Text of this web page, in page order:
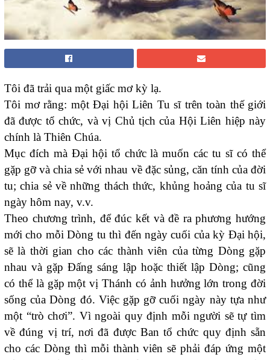
Tôi đã trải qua một giấc mơ kỳ lạ.
Tôi mơ rằng: một Đại hội Liên Tu sĩ trên toàn thế giới
đã được tổ chức, và vị Chủ tịch của Hội Liên hiệp này
chính là Thiên Chúa.
Mục đích mà Đại hội tổ chức là muốn các tu sĩ có thể
gặp gỡ và chia sẻ với nhau về đặc sủng, căn tính của đời
tu; chia sẻ về những thách thức, khủng hoảng của tu sĩ
ngày hôm nay, v.v.
Theo chương trình, để đúc kết và đề ra phương hướng
mới cho mỗi Dòng tu thì đến ngày cuối của kỳ Đại hội,
sẽ là thời gian cho các thành viên của từng Dòng gặp
nhau và gặp Đấng sáng lập hoặc thiết lập Dòng; cũng
có thể là gặp một vị Thánh có ảnh hưởng lớn trong đời
sống của Dòng đó. Việc gặp gỡ cuối ngày này tựa như
một “trò chơi”. Vì ngoài quy định mỗi người sẽ tự tìm
về đúng vị trí, nơi đã được Ban tổ chức quy định sẵn
cho các Dòng thì mỗi thành viên sẽ phải đáp ứng một